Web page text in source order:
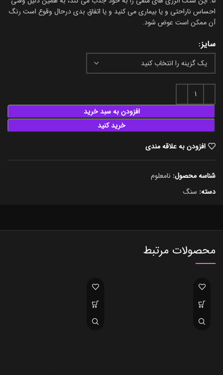
احساس ناراحتی و یا بیماری می کنید و یا اتفاق بدی درحال وقوع است رنگ
آن ممکن است عوض شود.
سایز
افزودن به سبد خرید
خرید کنید
افزودن به علاقه مندی
شناسه محصول: نامعلوم
دسته: سنگ
محصولات مرتبط